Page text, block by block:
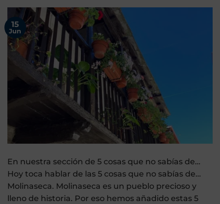
15
Jun
En nuestra sección de 5 cosas que no sabías de…
Hoy toca hablar de las 5 cosas que no sabías de…
Molinaseca. Molinaseca es un pueblo precioso y
lleno de historia. Por eso hemos añadido estas 5